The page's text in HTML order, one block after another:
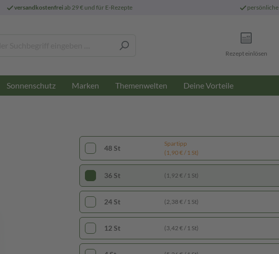
versandkostenfreiab 29 € und für E-Rezepte persönliche
Rezept einlösen
Sonnenschutz Marken Themenwelten Deine Vorteile
48 St
Spartipp
(1,90 € / 1 St)
36 St (1,92 € / 1 St)
24 St (2,38 € / 1 St)
12 St (3,42 € / 1 St)